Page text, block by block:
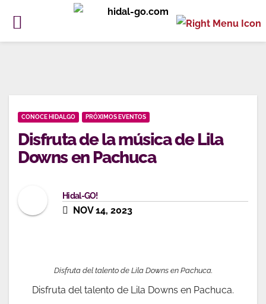
CONOCE HIDALGO PRÓXIMOS EVENTOS
Disfruta de la música de Lila
Downs en Pachuca
Hidal-GO!
NOV 14, 2023
Disfruta del talento de Lila Downs en Pachuca.
Disfruta del talento de Lila Downs en Pachuca.